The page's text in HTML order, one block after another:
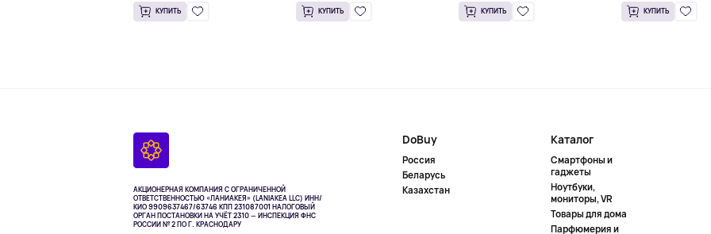
КУПИТЬ КУПИТЬ КУПИТЬ КУПИТЬ
АКЦИОНЕРНАЯ КОМПАНИЯ С ОГРАНИЧЕННОЙ
ОТВЕТСТВЕННОСТЬЮ «ЛАНИАКЕЯ» (LANIAKEA LLC) ИНН/
КИО 9909637467/63746 КПП 231087001НАЛОГОВЫЙ
ОРГАН ПОСТАНОВКИ НА УЧЁТ 2310 — ИНСПЕКЦИЯ ФНС
РОССИИ № 2 ПО Г. КРАСНОДАРУ
DoBuy
Россия
Беларусь
Казахстан
Каталог
Смартфоны и
гаджеты
Ноутбуки,
мониторы, VR
Товары для дома
Парфюмерия и